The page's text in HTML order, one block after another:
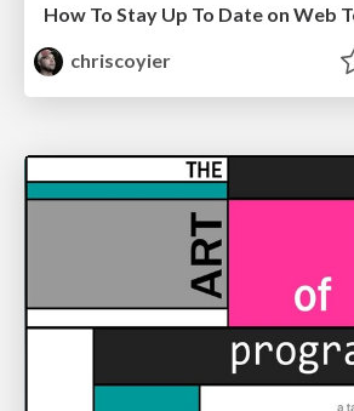
How To Stay Up To Date on Web
chriscoyier